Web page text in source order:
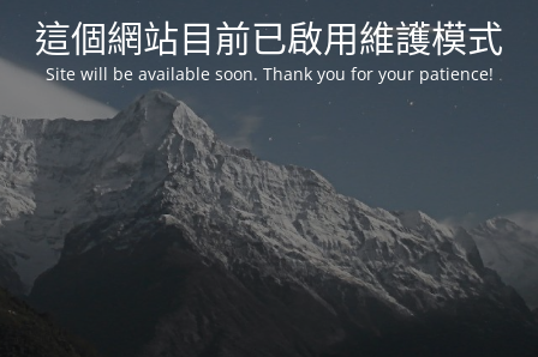
這個網站目前已啟用維護模式
Site will be available soon. Thank you for your patience!